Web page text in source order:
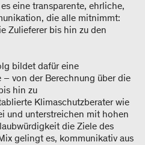
eine transparente, ehrliche,
die alle mitnimmt:
Zulieferer bis hin zu den
bildet dafür eine
von der Berechnung über die
hin zu
Klimaschutzberater wie
und unterstreichen mit hohen
die Ziele des
gelingt es, kommunikativ aus